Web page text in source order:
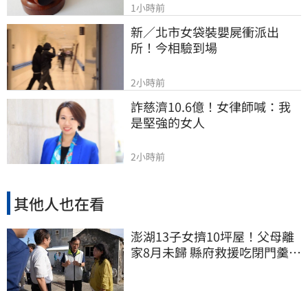
1小時前
新／北市女袋裝嬰屍衝派出
所！今相驗到場
2小時前
詐慈濟10.6億！女律師喊：我
是堅強的女人
2小時前
其他人也在看
澎湖13子女擠10坪屋！父母離
家8月未歸 縣府救援吃閉門羹原